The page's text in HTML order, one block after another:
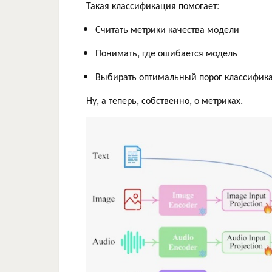
Такая классификация помогает:
Считать метрики качества модели
Понимать, где ошибается модель
Выбирать оптимальный порог
Ну, а теперь, собственно, о метриках.